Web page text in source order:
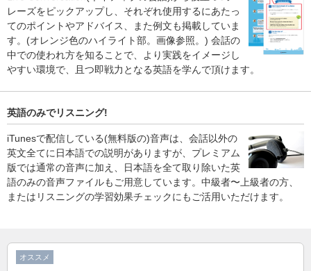
レーズをピックアップし、それぞれ使用するにあたっ
てのポイントやアドバイス、また例文も掲載していま
す。(オレンジ色のハイライト部。画像参照。) 会話の
中での使われ方を知ることで、より実践をイメージし
やすい環境で、且つ即戦力となる英語を学んで頂けます。
英語のみでリスニング!
iTunesで配信している(無料版の)音声は、会話以外の
英文全てに日本語での説明がありますが、プレミアム
版では通常の音声に加え、日本語を全て取り除いた英
語のみの音声ファイルもご用意しています。中級者〜上級者の方、
またはリスニングの学習効果チェックにもご活用いただけます。
オススメ